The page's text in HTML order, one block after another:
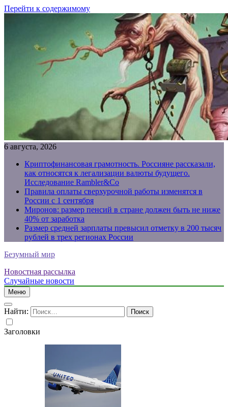
Перейти к содержимому
6 августа, 2026
Криптофинансовая грамотность. Россияне рассказали,
как относятся к легализации валюты будущего.
Исследование Rambler&Co
Правила оплаты сверхурочной работы изменятся в
России с 1 сентября
Миронов: размер пенсий в стране должен быть не ниже
40% от заработка
Размер средней зарплаты превысил отметку в 200 тысяч
рублей в трех регионах России
Безумный мир
Новостная рассылка
Случайные новости
Меню
Найти:
Заголовки